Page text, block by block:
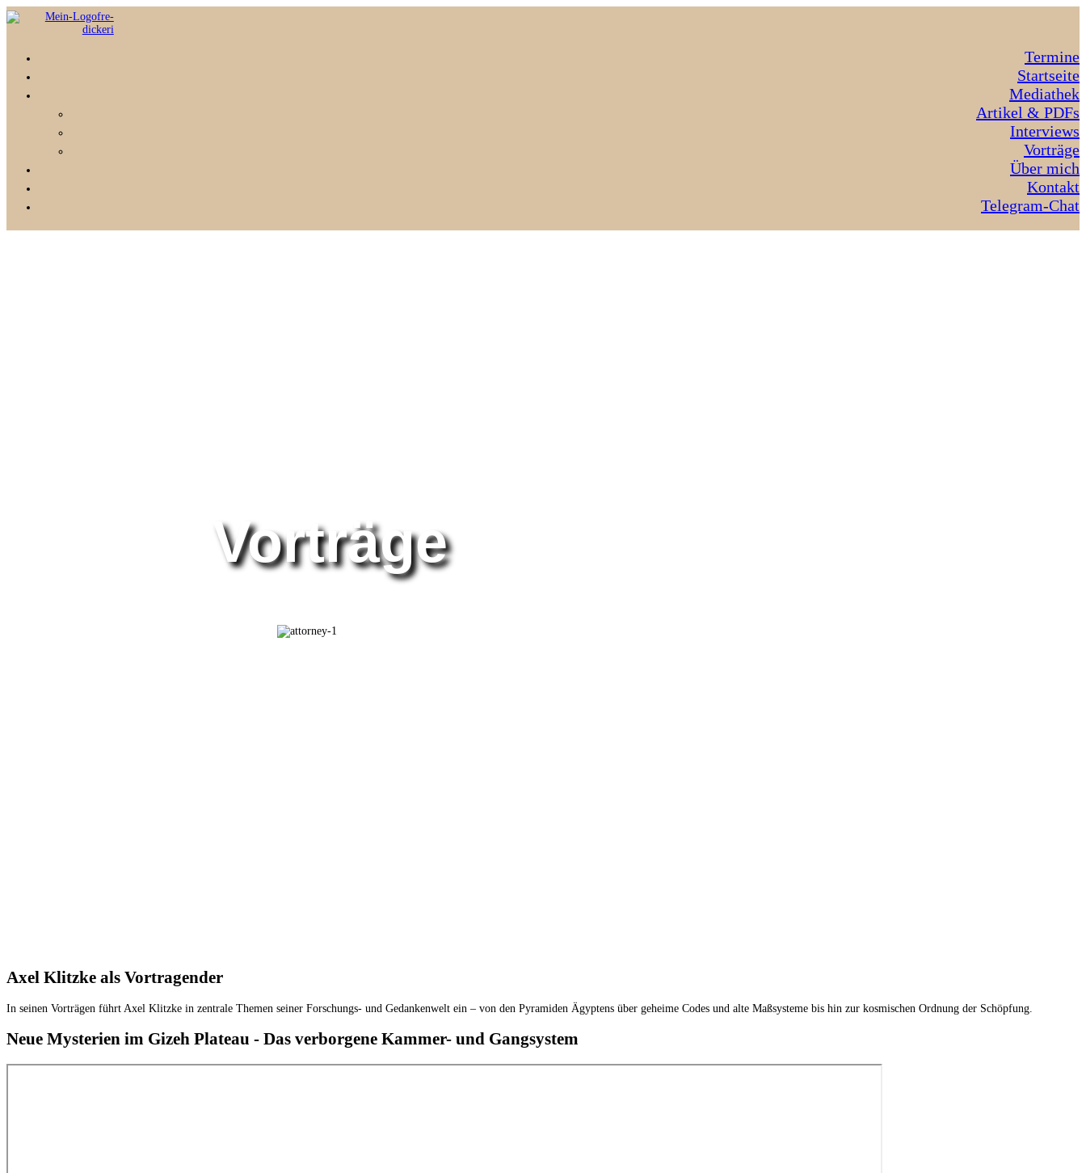
Termine
Startseite
Mediathek
Artikel & PDFs
Interviews
Vorträge
Über mich
Kontakt
Telegram-Chat
Vorträge
Axel Klitzke als Vortragender
In seinen Vorträgen führt Axel Klitzke in zentrale Themen seiner Forschungs- und Gedankenwelt ein – von den Pyramiden Ägyptens über geheime Codes und alte Maßsysteme bis hin zur kosmischen Ordnung der Schöpfung.
Neue Mysterien im Gizeh Plateau - Das verborgene Kammer- und Gangsystem